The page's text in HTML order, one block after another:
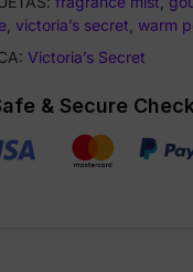
8.4oz
cantidad
victoria’s secret warm
Victoria’s Secret
& Secure